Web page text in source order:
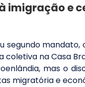
imigração e
segundo mandato,
coletiva na Casa
mas o
migratória e